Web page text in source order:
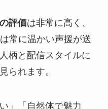
評価は非常に高く、
常に温かい声援が送
柄と配信スタイルに
られます。
」「自然体で魅力